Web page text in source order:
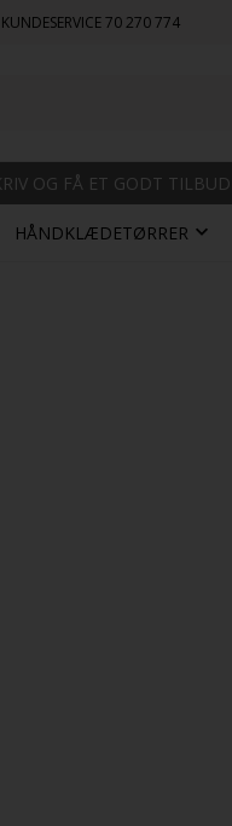
KUNDESERVICE70 270 774
OG FÅ ET GODT TILBUD
HÅNDKLÆDETØRRER